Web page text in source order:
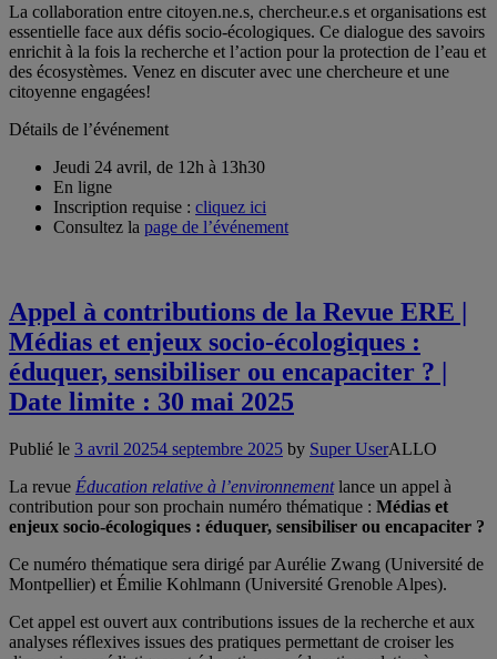
La collaboration entre citoyen.ne.s, chercheur.e.s et organisations est
essentielle face aux défis socio-écologiques. Ce dialogue des savoirs
enrichit à la fois la recherche et l’action pour la protection de l’eau et
des écosystèmes. Venez en discuter avec une chercheure et une
citoyenne engagées!
Détails de l’événement
Jeudi 24 avril, de 12h à 13h30
En ligne
Inscription requise : cliquez ici
Consultez la page de l’événement
Appel à contributions de la Revue ERE |
Médias et enjeux socio-écologiques :
éduquer, sensibiliser ou encapaciter ? |
Date limite : 30 mai 2025
Publié le 3 avril 20254 septembre 2025 by Super UserALLO
La revue Éducation relative à l’environnementlance un appel à
contribution pour son prochain numéro thématique : Médias et
enjeux socio-écologiques : éduquer, sensibiliser ou encapaciter ?
Ce numéro thématique sera dirigé par Aurélie Zwang (Université de
Montpellier) et Émilie Kohlmann (Université Grenoble Alpes).
Cet appel est ouvert aux contributions issues de la recherche et aux
analyses réflexives issues des pratiques permettant de croiser les